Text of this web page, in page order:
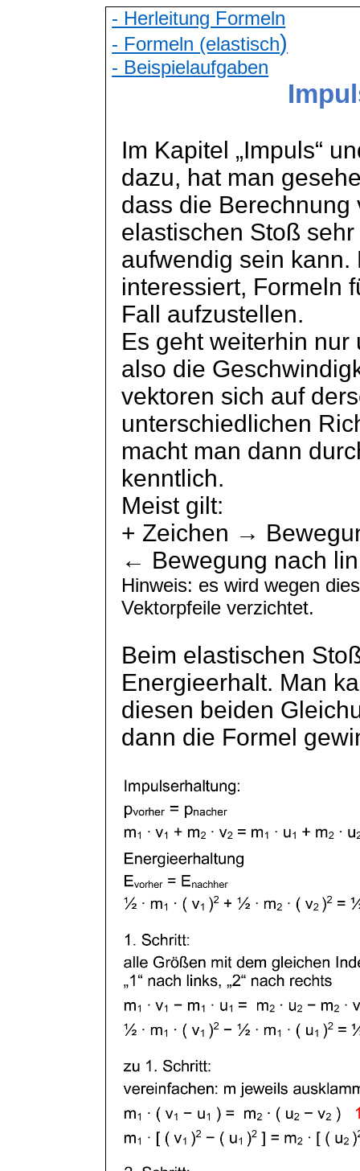
- Herleitung Formeln
- Formeln (elastisch)
- Beispielaufgaben
Im Kapitel „Impuls“
dazu, hat man
dass die
elastischen Stoß sehr
aufwendig sein
interessiert, Formeln
Fall aufzustellen.
Es geht weiterhin
also die
vektoren sich auf
unterschiedlichen
macht man dann
kenntlich.
Meist gilt:
+ Zeichen →
← Bewegung nach
Hinweis: es wird wegen
Vektorpfeile verzichtet.
Beim elastischen
Energieerhalt. Man
diesen beiden
dann die Formel